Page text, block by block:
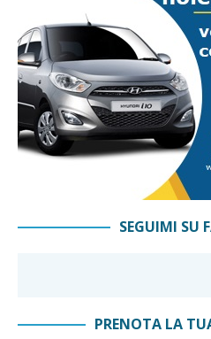
SEGUIMI SU
PRENOTA LA